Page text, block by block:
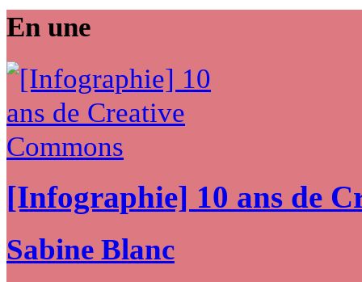
En une
[Infographie] 10 ans de
Sabine Blanc